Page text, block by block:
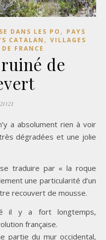
DANS LES PO , PAYS
CATALAN , VILLAGES
FRANCE
de
dégradées et une jolie
traduire par « la roque
une particularité d’un
recouvert de mousse.
il y a fort longtemps,
française.
partie du mur occidental,